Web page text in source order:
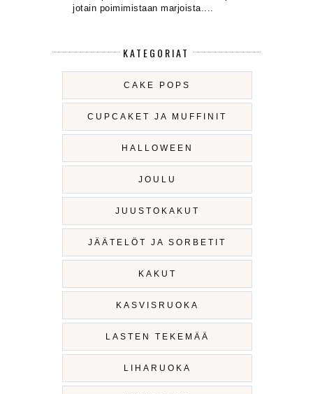
jotain poimimistaan marjoista....
KATEGORIAT
CAKE POPS
CUPCAKET JA MUFFINIT
HALLOWEEN
JOULU
JUUSTOKAKUT
JÄÄTELÖT JA SORBETIT
KAKUT
KASVISRUOKA
LASTEN TEKEMÄÄ
LIHARUOKA